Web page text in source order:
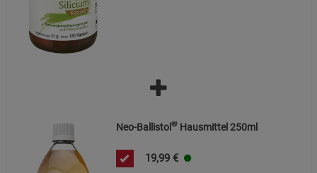
Neo-Ballistol® Hausmittel 250ml
19,99 €